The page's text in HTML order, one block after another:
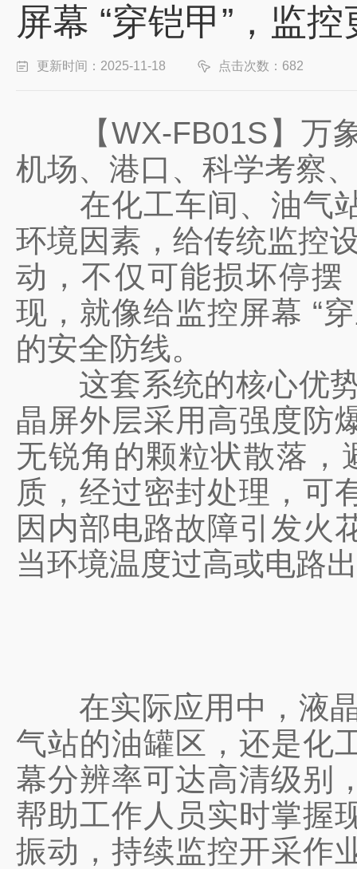
屏幕 “穿铠甲”，监
更新时间：2025-11-18 点击次数：682
【WX-FB01S】万象
机场、港口、科学考察
在化工车间、油气站
环境因素，给传统监控
动，不仅可能损坏停
现，就像给监控屏幕 “
的安全防线。
这套系统的核心优势
晶屏外层采用高强度防
无锐角的颗粒状散落，
质，经过密封处理，可
因内部电路故障引发火
当环境温度过高或电路
在实际应用中，液晶
气站的油罐区，还是化
幕分辨率可达高清级别
帮助工作人员实时掌握
振动，持续监控开采作